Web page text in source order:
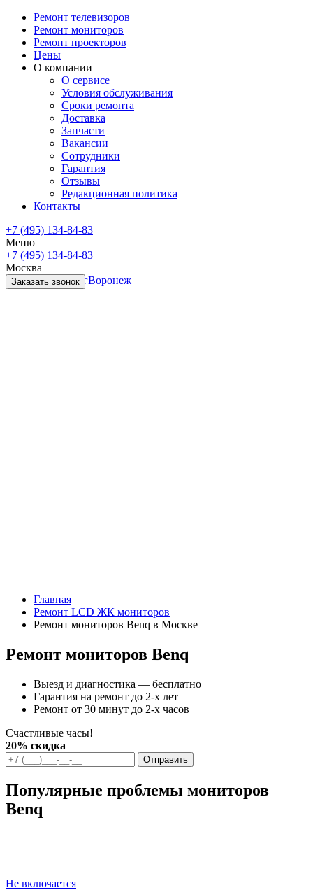
Ремонт телевизоров
Ремонт мониторов
Ремонт проекторов
Цены
О компании
О сервисе
Условия обслуживания
Сроки ремонта
Доставка
Запчасти
Вакансии
Сотрудники
Гарантия
Отзывы
Редакционная политика
Контакты
+7 (495) 134-84-83
Меню
+7 (495) 134-84-83
Москва
Санкт-ПетербургВоронеж
Заказать звонок
Главная
Ремонт LCD ЖК мониторов
Ремонт мониторов Benq в Москве
Ремонт мониторов Benq
Выезд и диагностика — бесплатно
Гарантия на ремонт до 2-х лет
Ремонт от 30 минут до 2-х часов
Счастливые часы!
20% скидка
Отправить
Популярные проблемы мониторов
Benq
Не включается